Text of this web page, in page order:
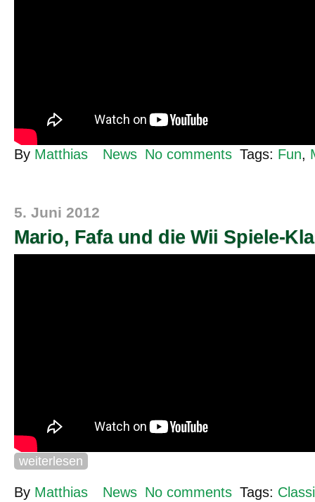
By Matthias News No comments Tags: Fun,
5. Juni 2012
Mario, Fafa und die Wii Spiele-
weiterlesen
By Matthias News No comments Tags: